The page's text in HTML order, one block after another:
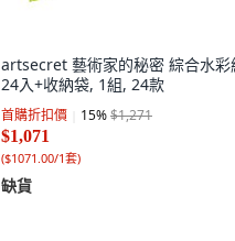
artsecret 藝術家的秘密 綜合水彩
24入+收納袋, 1組, 24款
首購折扣價 15%$1,271
$1,071
($1071.00/1套)
缺貨